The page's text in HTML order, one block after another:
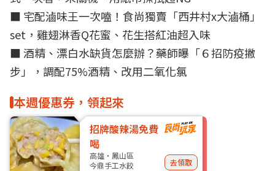
■ 宅配滷味王一次嗑！食尚獨賣「西井村x大滷桶」
set，雞翅淋香Q花蜜、花生搭紅油超入味
■酒精、漂白水缺貨怎麼辦？藥師曝「６招防疫撇
步」，調配75%酒精、改用二氧化氯
本週優惠券，領起來
招牌酸辣湯免費
喝
高雄・鳳山區
今鼎手工水餃
去領取